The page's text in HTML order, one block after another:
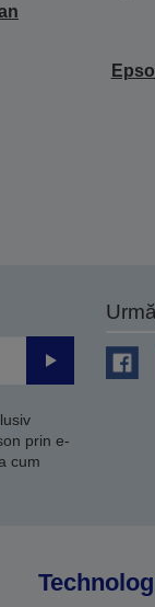
Trimiteți
prin e-
cum